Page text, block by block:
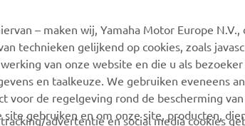
Global
Webshop Support
Onderdelen Catalogus
Onderhoudsafspraak
maken
– maken wij, Yamaha Motor Europe N.V.,
technieken gelijkend op cookies, zoals
van onze website en die u als bezoeker
en taalkeuze. We gebruiken eveneens
voor de regelgeving rond de bescherming
gebruiken en om onze site, producten,
advertentie en social media cookies